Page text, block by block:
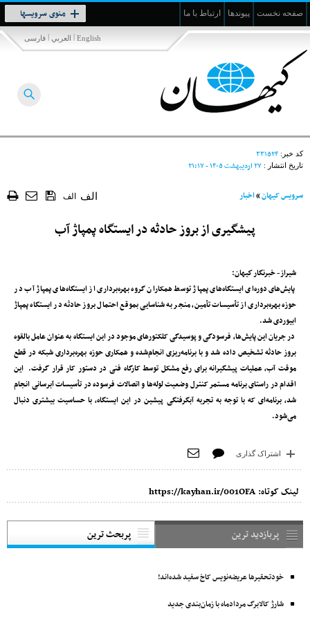
صفحه نخست پیوندها ارتباط با ما منوی سرویسها
Toggle
navigation
فارسی | العربي | English
کد خبر: ۳۳۱۵۲۴
تاریخ انتشار : ۲۷ ارديبهشت ۱۴۰۵ - ۲۱:۱۷
سرویس کیهان»اخبار الف الف
پیشگیری از بروز حادثه در ایستگاه پمپاژ آب
شيراز- خبرنگار كيهان:
پایش‌های دوره‌ای ایستگاه‌های پمپاژ توسط همکاران گروه بهره‌برداری از ایستگاه‌های پمپاژ آب در
حوزه بهره‌برداری از تأسیسات تأمین، منجر به شناسایی بموقع احتمال بروز حادثه در ایستگاه پمپاژ
ابیوردی شد.
در جریان این پایش‌ها، فرسودگی و پوسیدگی کلکتورهای موجود در این ایستگاه به عنوان عامل بالقوه
بروز حادثه تشخیص داده شد و با برنامه‌ریزی انجام‌شده و همکاری حوزه بهره‌برداری شبکه در قطع
موقت آب، عملیات پیشگیرانه برای رفع مشکل توسط کارگاه فنی در دستور کار قرار گرفت. این
اقدام در راستای برنامه مستمر کنترل وضعیت لوله‌ها و اتصالات فرسوده در تأسیسات آبرسانی انجام
شد، برنامه‌ای که با توجه به تجربه آبگرفتگی پیشین در این ایستگاه، با حساسیت بیشتری دنبال
می‌شود.
اشتراک گذاری
لینک کوتاه: https://kayhan.ir/001OFA
پربازدید ترین پربحث ترین
خودتحقیرها عریضه‌نویس کاخ سفید شده‌اند!
شارژ کالابرگ مردادماه با زمان‌بندی جدید